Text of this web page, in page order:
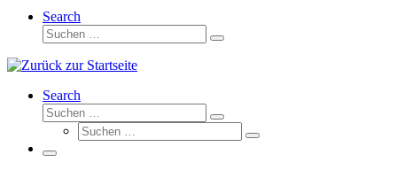
Search
Suche
Suchen …
Search
Suche
Suchen …
Suche
Suchen …
Menü